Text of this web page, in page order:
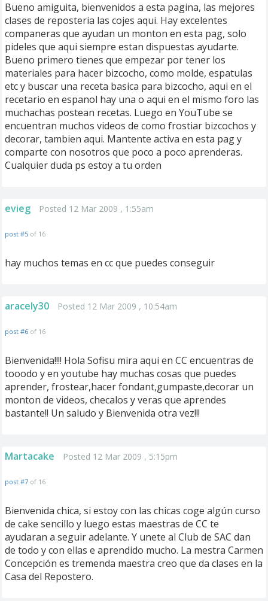
Bueno amiguita, bienvenidos a esta pagina, las mejores
clases de reposteria las cojes aqui. Hay excelentes
companeras que ayudan un monton en esta pag, solo
pideles que aqui siempre estan dispuestas ayudarte.
Bueno primero tienes que empezar por tener los
materiales para hacer bizcocho, como molde, espatulas
etc y buscar una receta basica para bizcocho, aqui en el
recetario en espanol hay una o aqui en el mismo foro las
muchachas postean recetas. Luego en YouTube se
encuentran muchos videos de como frostiar bizcochos y
decorar, tambien aqui. Mantente activa en esta pag y
comparte con nosotros que poco a poco aprenderas.
Cualquier duda ps estoy a tu orden
evieg Posted 12 Mar 2009 , 1:55am
post #5 of 16
hay muchos temas en cc que puedes conseguir
aracely30 Posted 12 Mar 2009 , 10:54am
post #6 of 16
Bienvenida!!!! Hola Sofisu mira aqui en CC encuentras de
tooodo y en youtube hay muchas cosas que puedes
aprender, frostear,hacer fondant,gumpaste,decorar un
monton de videos, checalos y veras que aprendes
bastante!! Un saludo y Bienvenida otra vez!!!
Martacake Posted 12 Mar 2009 , 5:15pm
post #7 of 16
Bienvenida chica, si estoy con las chicas coge algún curso
de cake sencillo y luego estas maestras de CC te
ayudaran a seguir adelante. Y unete al Club de SAC dan
de todo y con ellas e aprendido mucho. La mestra Carmen
Concepción es tremenda maestra creo que da clases en la
Casa del Repostero.